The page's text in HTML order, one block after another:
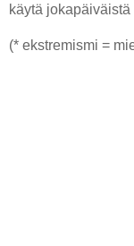
käytä
(* ekstremismi =